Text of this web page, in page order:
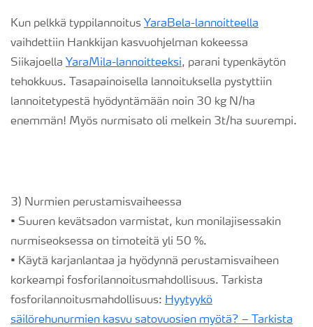
Kun pelkkä typpilannoitus YaraBela-lannoitteella
vaihdettiin Hankkijan kasvuohjelman kokeessa
Siikajoella YaraMila-lannoitteeksi, parani typenkäytön
tehokkuus. Tasapainoisella lannoituksella pystyttiin
lannoitetypestä hyödyntämään noin 30 kg N/ha
enemmän! Myös nurmisato oli melkein 3t/ha suurempi.
3) Nurmien perustamisvaiheessa
• Suuren kevätsadon varmistat, kun monilajisessakin
nurmiseoksessa on timoteitä yli 50 %.
• Käytä karjanlantaa ja hyödynnä perustamisvaiheen
korkeampi fosforilannoitusmahdollisuus. Tarkista
fosforilannoitusmahdollisuus: Hyytyykö
säilörehunurmien kasvu satovuosien myötä? – Tarkista